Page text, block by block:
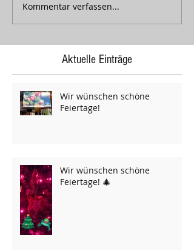
Kommentar verfassen...
Aktuelle Einträge
Wir wünschen schöne
Feiertage!
Wir wünschen schöne
Feiertage! 🎄